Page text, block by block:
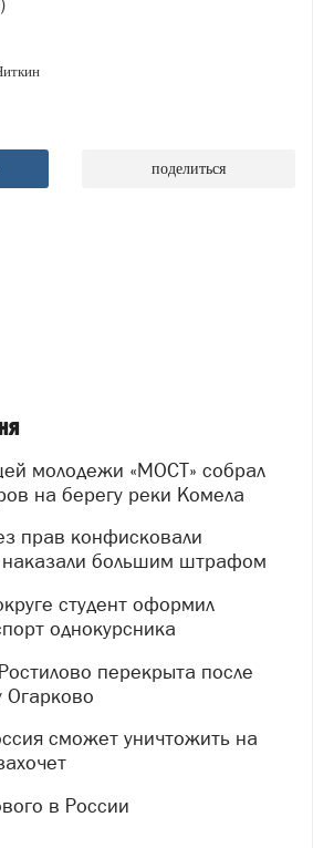
поделиться
на берегу реки Комела
наказали большим штрафом
однокурсника
Огарково
в России